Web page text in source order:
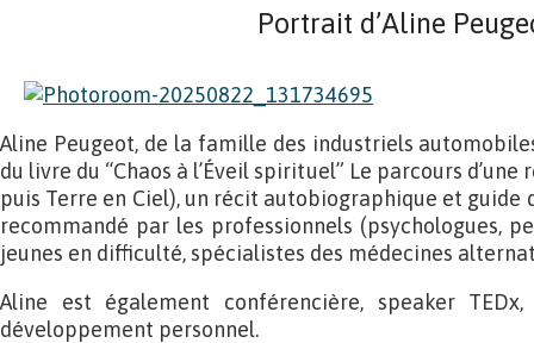
Portrait d’Aline
Aline Peugeot, de la famille des industriels
du livre du “Chaos à l’Éveil spirituel” Le parcours
puis Terre en Ciel), un récit autobiographique et guide
recommandé par les professionnels (psychologues,
jeunes en difficulté, spécialistes des médecines
Aline est également conférencière, speaker
développement personnel.